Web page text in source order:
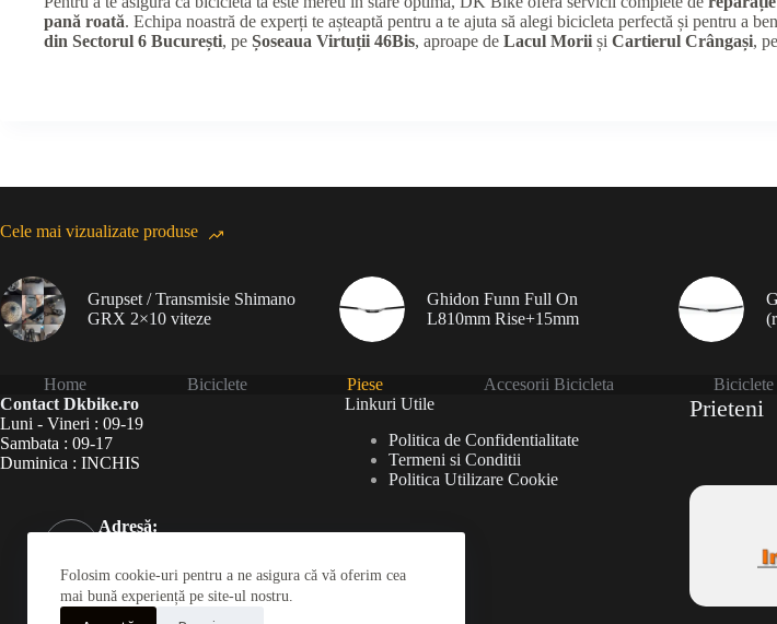
Folosim cookie-uri pentru a ne asigura că vă oferim cea
mai bună experiență pe site-ul nostru.
pană roată. Echipa noastră de experți te așteaptă pentru a te ajuta să alegi bicicleta perfectă și pentru a
din Sectorul 6 București, pe Șoseaua Virtuții 46Bis, aproape de Lacul Morii și Cartierul Crângași,
Cele mai vizualizate produse
Grupset / Transmisie Shimano
GRX 2×10 viteze
Ghidon Funn Full On
L810mm Rise+15mm
Home Biciclete Piese Accesorii Bicicleta Biciclete
Contact Dkbike.ro
Luni - Vineri : 09-19
Sambata : 09-17
Duminica : INCHIS
Adresă:
București 060787
Telefon:
031 826 0120
Linkuri Utile
Politica de Confidentialitate
Termeni si Conditii
Politica Utilizare Cookie
Prieteni